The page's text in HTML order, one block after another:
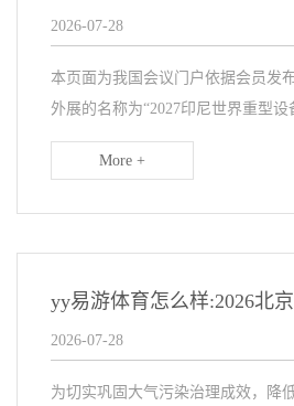
2026-07-28
本页面为我国会议门户依据会员发
外展的名称为“2027印尼世界重型设
More +
2026-07-28
为切实巩固大气污染治理成效，降